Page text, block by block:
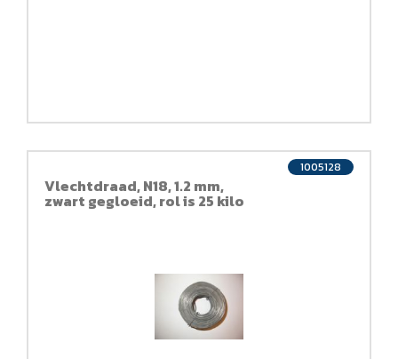
Vlechtdraad, N18, 1.2 mm,
zwart gegloeid, rol is 25 kilo
1005128